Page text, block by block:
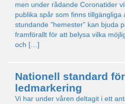
men under rådande Coronatider
publika spår som finns tillgängliga
stundande ”hemester” kan bjuda
framförallt för att belysa vilka
och […]
Nationell standard för
ledmarkering
Vi har under våren deltagit i ett